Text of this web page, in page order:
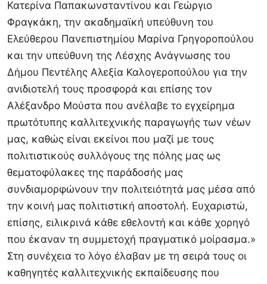
Κατερίνα Παπακωνσταντίνου και Γεώργιο
Φραγκάκη, την ακαδημαϊκή υπεύθυνη του
Ελεύθερου Πανεπιστημίου Μαρίνα Γρηγοροπούλου
και την υπεύθυνη της Λέσχης Ανάγνωσης του
Δήμου Πεντέλης Αλεξία Καλογεροπούλου για την
ανιδιοτελή τους προσφορά και επίσης τον
Αλέξανδρο Μούστα που ανέλαβε το εγχείρημα
πρωτότυπης καλλιτεχνικής παραγωγής των νέων
μας, καθώς είναι εκείνοι που μαζί με τους
πολιτιστικούς συλλόγους της πόλης μας ως
θεματοφύλακες της παράδοσής μας
συνδιαμορφώνουν την πολιτειότητά μας μέσα από
την κοινή μας πολιτιστική αποστολή. Ευχαριστώ,
επίσης, ειλικρινά κάθε εθελοντή και κάθε χορηγό
που έκαναν τη συμμετοχή πραγματικό μοίρασμα.»
Στη συνέχεια το λόγο έλαβαν με τη σειρά τους οι
καθηγητές καλλιτεχνικής εκπαίδευσης που